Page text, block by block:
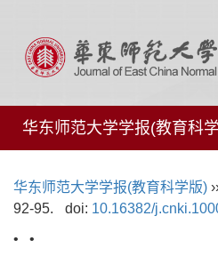
华东师范大学学报(教育科
华东师范大学学报(教育科学版)
92-95.
doi: 10.16382/
• •